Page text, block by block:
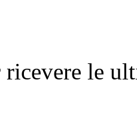
le